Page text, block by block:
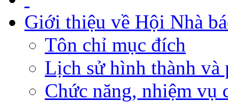
Giới thiệu về Hội Nhà
Tôn chỉ mục đích
Lịch sử hình thành và
Chức năng, nhiệm vụ